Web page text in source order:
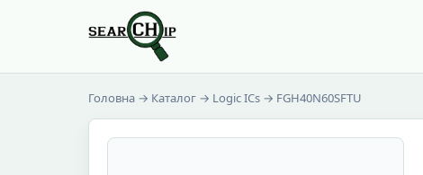
Головна → Каталог → Logic ICs → FGH40N60SFTU